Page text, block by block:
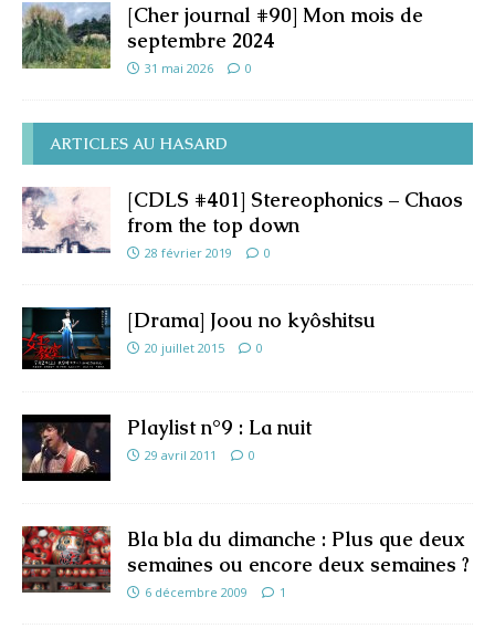
[Cher journal #90] Mon mois de
septembre 2024
31 mai 2026 0
ARTICLES AU HASARD
[CDLS #401] Stereophonics – Chaos
from the top down
28 février 2019 0
[Drama] Joou no kyôshitsu
20 juillet 2015 0
Playlist n°9 : La nuit
29 avril 2011 0
Bla bla du dimanche : Plus que deux
semaines ou encore deux semaines ?
6 décembre 2009 1